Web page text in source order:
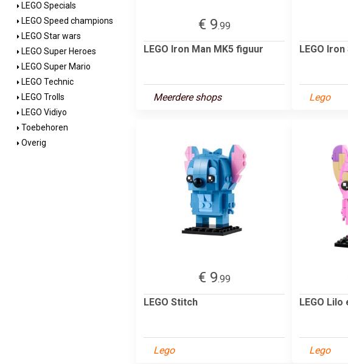
LEGO Specials
LEGO Speed champions
LEGO Star wars
LEGO Super Heroes
LEGO Super Mario
LEGO Technic
LEGO Trolls
LEGO Vidiyo
Toebehoren
Overig
€ 9.99
LEGO Iron Man MK5 figuur
Meerdere shops
LEGO
Lego
€ 9.99
LEGO Stitch
Lego
LEGO
Lego